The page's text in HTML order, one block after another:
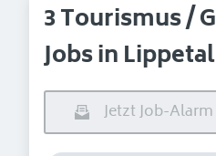
3 Tourismus /
Jobs in Lippetal
Jetzt Job-